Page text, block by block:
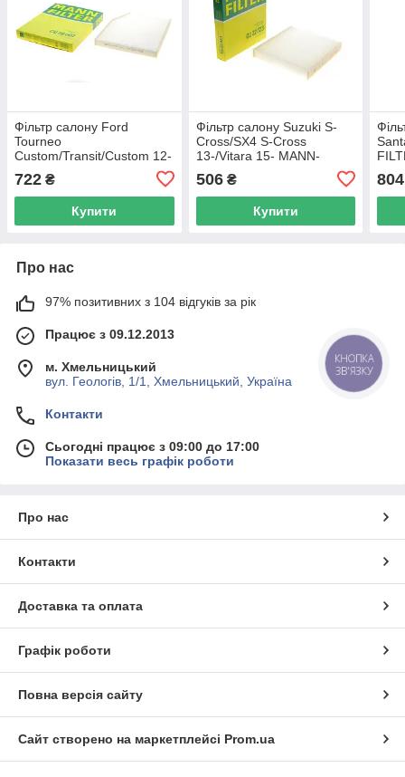
Фільтр салону Ford
Tourneo
Custom/Transit/Custom 12-
MANN-FILTER CU 29 007
UA62
722 ₴
Купити
Фільтр салону Suzuki S-
Cross/SX4 S-Cross
13-/Vitara 15- MANN-
FILTER CU 22 023 UA62
506₴
Купити
804
Про нас
97% позитивних з 104 відгуків за рік
Працює з 09.12.2013
м. Хмельницький
вул. Геологів, 1/1, Хмельницький, Україна
Контакти
Сьогодні працює з 09:00 до 17:00
Показати весь графік роботи
Про нас
Контакти
Доставка та оплата
Графік роботи
Повна версія сайту
Сайт створено на маркетплейсі Prom.ua
КНОПКА
ЗВ'ЯЗКУ